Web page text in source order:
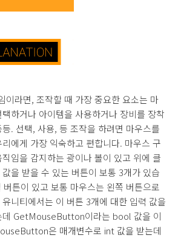
이라면, 조작할 때 가장 중요한 요소는 마
하거나 아이템을 사용하거나 장비를 장착
. 선택, 사용, 등 조작을 하려면 마우스를
에게 가장 익숙하고 편합니다. 마우스 구
임을 감지하는 광이나 볼이 있고 위에 클
을 받을 수 있는 버튼이 보통 3개가 있습
튼이 있고 보통 마우스는 왼쪽 버튼으로
니티에서는 이 버튼 3개에 대한 입력 값을
데 GetMouseButton이라는 bool 값을 이
은 매개변수로 int 값을 받는데